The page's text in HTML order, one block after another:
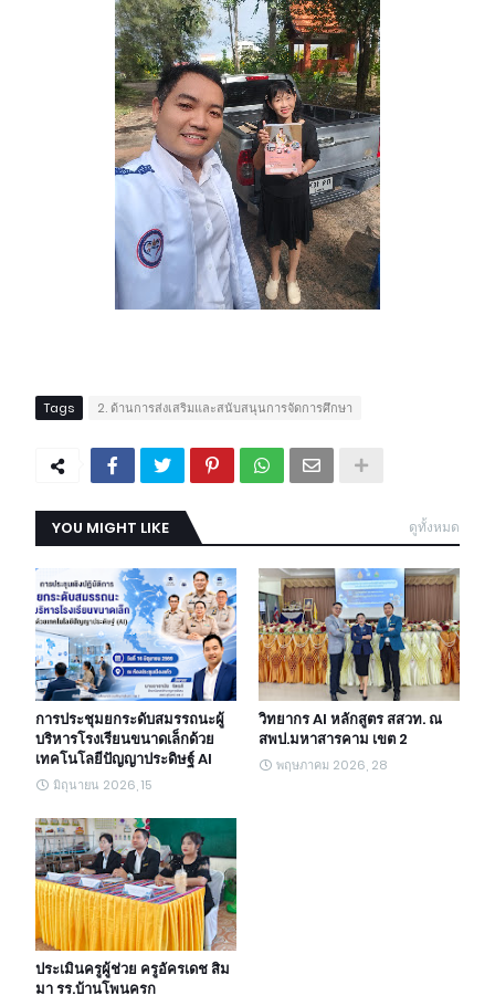
Tags 2. ด้านการส่งเสริมและสนับสนุนการจัดการศึกษา
YOU MIGHT LIKE ดูทั้งหมด
การประชุมยกระดับสมรรถนะผู้
บริหารโรงเรียนขนาดเล็กด้วย
เทคโนโลยีปัญญาประดิษฐ์ AI
มิถุนายน 2026, 15
วิทยากร AI หลักสูตร สสวท. ณ
สพป.มหาสารคาม เขต 2
พฤษภาคม 2026, 28
ประเมินครูผู้ช่วย ครูอัครเดช สิม
มา รร.บ้านโพนครก